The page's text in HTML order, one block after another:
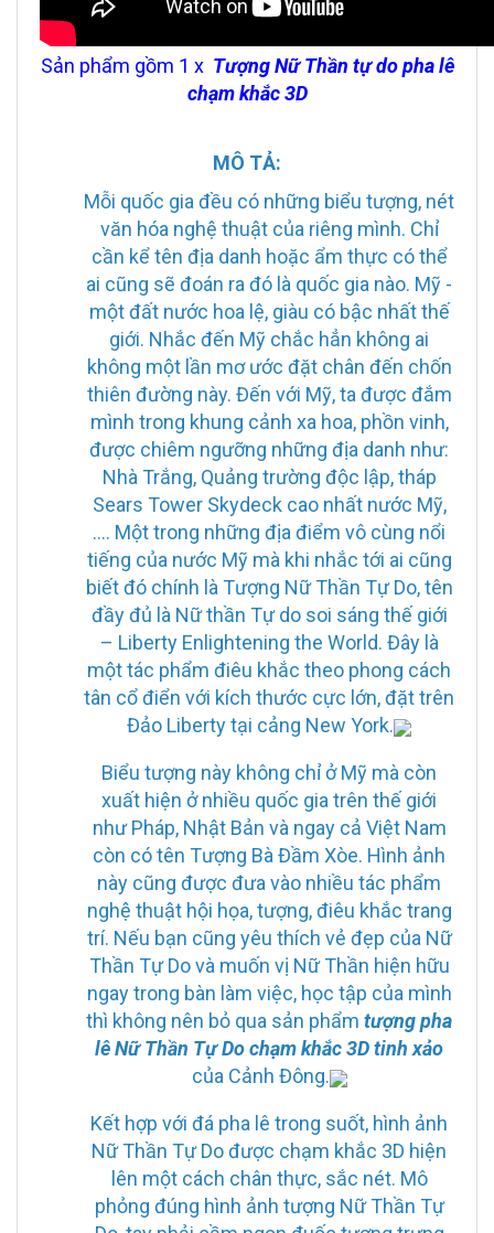
Sản phẩm gồm 1 x Tượng Nữ Thần tự do pha lê
chạm khắc 3D
MÔ TẢ:
Mỗi quốc gia đều có những biểu tượng, nét
văn hóa nghệ thuật của riêng mình. Chỉ
cần kể tên địa danh hoặc ẩm thực có thể
ai cũng sẽ đoán ra đó là quốc gia nào. Mỹ -
một đất nước hoa lệ, giàu có bậc nhất thế
giới. Nhắc đến Mỹ chắc hẳn không ai
không một lần mơ ước đặt chân đến chốn
thiên đường này. Đến với Mỹ, ta được đắm
mình trong khung cảnh xa hoa, phồn vinh,
được chiêm ngưỡng những địa danh như:
Nhà Trắng, Quảng trường độc lập, tháp
Sears Tower Skydeck cao nhất nước Mỹ,
…. Một trong những địa điểm vô cùng nổi
tiếng của nước Mỹ mà khi nhắc tới ai cũng
biết đó chính là Tượng Nữ Thần Tự Do, tên
đầy đủ là Nữ thần Tự do soi sáng thế giới
– Liberty Enlightening the World. Đây là
một tác phẩm điêu khắc theo phong cách
tân cổ điển với kích thước cực lớn, đặt trên
Đảo Liberty tại cảng New York.
Biểu tượng này không chỉ ở Mỹ mà còn
xuất hiện ở nhiều quốc gia trên thế giới
như Pháp, Nhật Bản và ngay cả Việt Nam
còn có tên Tượng Bà Đầm Xòe. Hình ảnh
này cũng được đưa vào nhiều tác phẩm
nghệ thuật hội họa, tượng, điêu khắc trang
trí. Nếu bạn cũng yêu thích vẻ đẹp của Nữ
Thần Tự Do và muốn vị Nữ Thần hiện hữu
ngay trong bàn làm việc, học tập của mình
thì không nên bỏ qua sản phẩm tượng pha
lê Nữ Thần Tự Do chạm khắc 3D tinh xảo
của Cảnh Đông.
Kết hợp với đá pha lê trong suốt, hình ảnh
Nữ Thần Tự Do được chạm khắc 3D hiện
lên một cách chân thực, sắc nét. Mô
phỏng đúng hình ảnh tượng Nữ Thần Tự